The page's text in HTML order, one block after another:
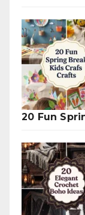
20 Fun